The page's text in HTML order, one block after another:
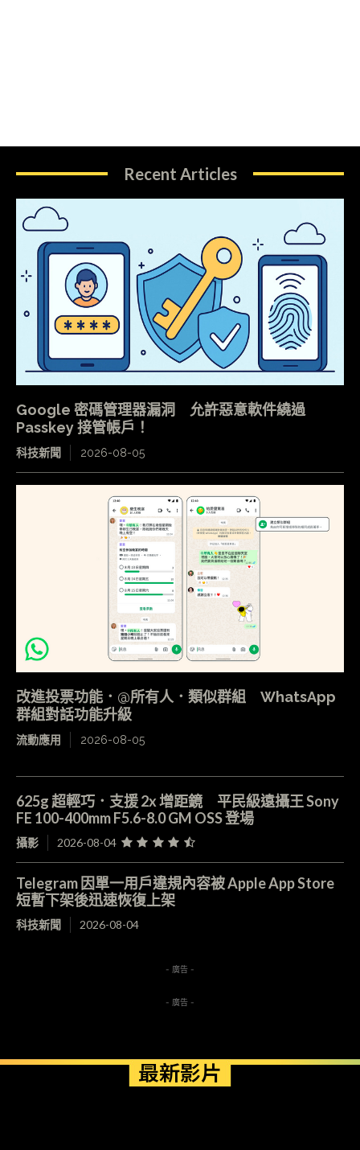
Recent Articles
Google 密碼管理器漏洞 允許惡意軟件繞過
Passkey 接管帳戶！
科技新聞 2026-08-05
改進投票功能．@所有人．類似群組 WhatsApp
群組對話功能升級
流動應用 2026-08-05
625g 超輕巧．支援 2x 增距鏡 平民級遠攝王 Sony
FE 100-400mm F5.6-8.0 GM OSS 登場
攝影 2026-08-04
Telegram 因單一用戶違規內容被 Apple App Store
短暫下架後迅速恢復上架
科技新聞 2026-08-04
- 廣告 -
- 廣告 -
最新影片